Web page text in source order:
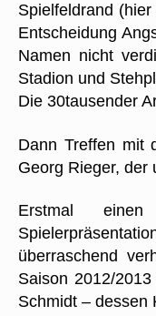
Spielfeldrand
Entscheidung
Namen nicht
Stadion und
Die 30tausender
Dann Treffen mit
Georg Rieger, der
Erstmal
überraschend
Saison 2012/
Schmidt – dessen